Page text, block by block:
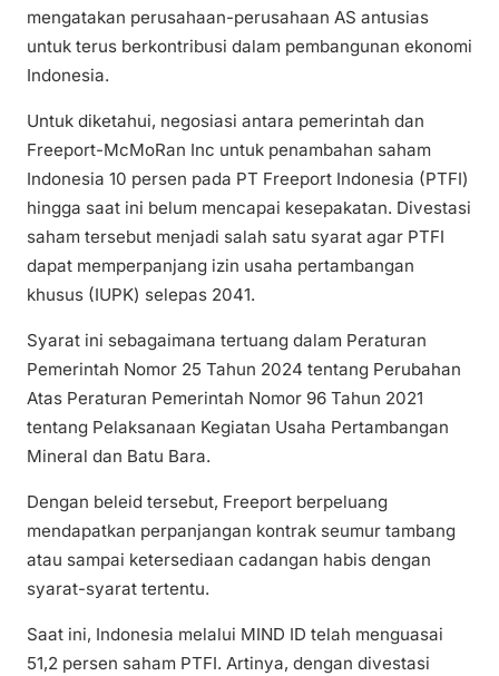
mengatakan perusahaan-perusahaan AS antusias
untuk terus berkontribusi dalam pembangunan ekonomi
Indonesia.
Untuk diketahui, negosiasi antara pemerintah dan
Freeport-McMoRan Inc untuk penambahan saham
Indonesia 10 persen pada PT Freeport Indonesia (PTFI)
hingga saat ini belum mencapai kesepakatan. Divestasi
saham tersebut menjadi salah satu syarat agar PTFI
dapat memperpanjang izin usaha pertambangan
khusus (IUPK) selepas 2041.
Syarat ini sebagaimana tertuang dalam Peraturan
Pemerintah Nomor 25 Tahun 2024 tentang Perubahan
Atas Peraturan Pemerintah Nomor 96 Tahun 2021
tentang Pelaksanaan Kegiatan Usaha Pertambangan
Mineral dan Batu Bara.
Dengan beleid tersebut, Freeport berpeluang
mendapatkan perpanjangan kontrak seumur tambang
atau sampai ketersediaan cadangan habis dengan
syarat-syarat tertentu.
Saat ini, Indonesia melalui MIND ID telah menguasai
51,2 persen saham PTFI. Artinya, dengan divestasi